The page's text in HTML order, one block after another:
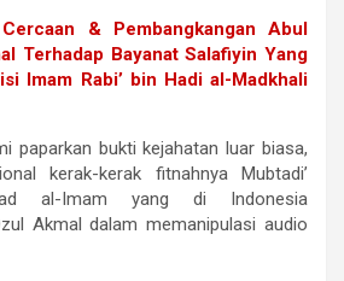
& Pembangkangan Abul
Terhadap Bayanat Salafiyin Yang
Imam Rabi’ bin Hadi al-Madkhali
paparkan bukti kejahatan luar biasa,
kerak-kerak fitnahnya Mubtadi’
al-Imam yang di Indonesia
Akmal dalam memanipulasi audio